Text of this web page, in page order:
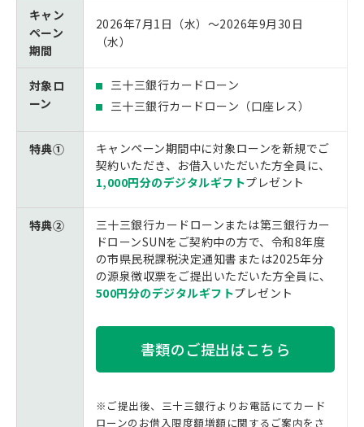
キャン
ペーン
期間
2026年7月1日（水）～2026年9月30日
（水）
対象ロ
ーン
三十三銀行カードローン
三十三銀行カードローン（口座レス）
特典①
キャンペーン期間中に対象ローンを新規でご
契約いただき、お借入いただいた方全員に、
1,000円分のデジタルギフトプレゼント
特典②
三十三銀行カードローンまたは第三銀行カー
ドローンSUNをご契約中の方で、令和8年度
の市県民税課税決定通知書または2025年分
の源泉徴収票をご提出いただいた方全員に、
500円分のデジタルギフトプレゼント
書類のご提出はこちら
※ご提出後、三十三銀行よりお電話にてカード
ローンのお借入限度額増額に関するご案内をさ